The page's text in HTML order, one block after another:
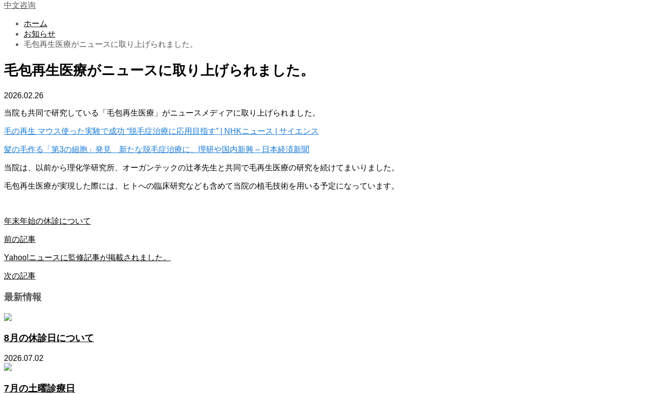
中文咨询
ホーム
お知らせ
毛包再生医療がニュースに取り上げられました。
毛包再生医療がニュースに取り上げられました。
2026.02.26
当院も共同で研究している「毛包再生医療」がニュースメディアに取り上げられました。
毛の再生 マウス使った実験で成功 “脱毛症治療に応用目指す” | NHKニュース | サイエンス
髪の毛作る「第3の細胞」発見 新たな脱毛症治療に、理研や国内新興 – 日本経済新聞
当院は、以前から理化学研究所、オーガンテックの辻孝先生と共同で毛再生医療の研究を続けてまいりました。
毛包再生医療が実現した際には、ヒトへの臨床研究なども含めて当院の植毛技術を用いる予定になっています。
年末年始の休診について
前の記事
Yahoo!ニュースに監修記事が掲載されました。
次の記事
最新情報
8月の休診日について
2026.07.02
7月の土曜診療日